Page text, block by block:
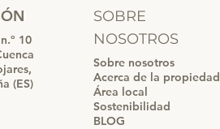
10
(ES)
SOBRE
NOSOTROS
Sobre nosotros
Acerca de la propiedad
Área local
Sostenibilidad
BLOG